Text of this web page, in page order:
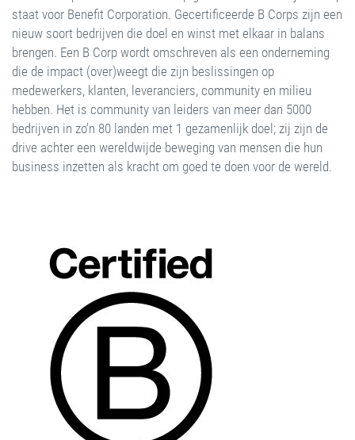
staat voor Benefit Corporation. Gecertificeerde B Corps zijn een
nieuw soort bedrijven die doel en winst met elkaar in balans
brengen. Een B Corp wordt omschreven als een onderneming
die de impact (over)weegt die zijn beslissingen op
medewerkers, klanten, leveranciers, community en milieu
hebben. Het is community van leiders van meer dan 5000
bedrijven in zo’n 80 landen met 1 gezamenlijk doel; zij zijn de
drive achter een wereldwijde beweging van mensen die hun
business inzetten als kracht om goed te doen voor de wereld.